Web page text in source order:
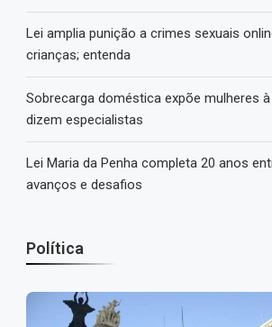
Lei amplia punição a crimes sexuais
crianças; entenda
Sobrecarga doméstica expõe mulheres à
dizem especialistas
Lei Maria da Penha completa 20 anos
avanços e desafios
Política